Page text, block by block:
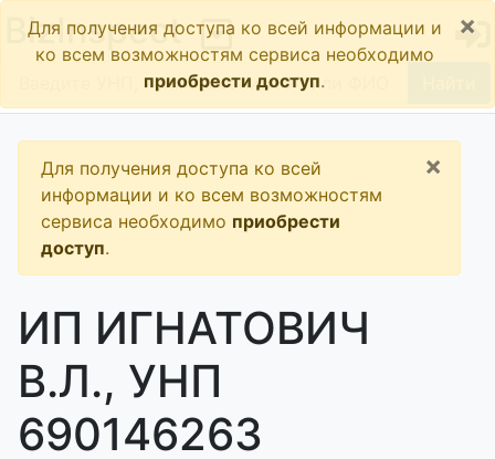
BizInspect
Для получения доступа ко всей информации и
ко всем возможностям сервиса необходимо
приобрести доступ.
×
Для получения доступа ко всей
информации и ко всем возможностям
сервиса необходимо приобрести
доступ.
×
ИП ИГНАТОВИЧ
В.Л., УНП
690146263